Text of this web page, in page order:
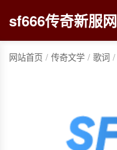
sf666传奇新服网
网站首页 / 传奇文学 / 歌词 /